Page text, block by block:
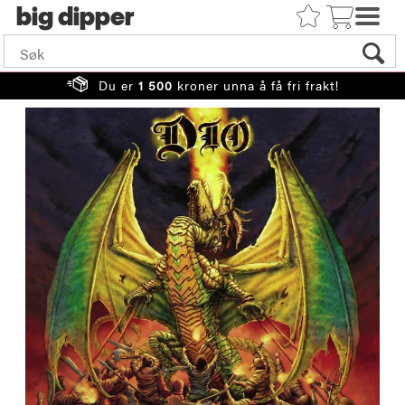
big
Du er 1 500 kroner unna å få fri frakt!